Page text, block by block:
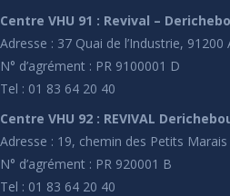
Centre VHU 91 : Revival –
Adresse : 37 Quai de l’Industrie,
N° d’agrément : PR 9100001 D
Tel : 01 83 64 20 40
Centre VHU 92 : REVIVAL
Adresse : 19, chemin des Petits Marais
N° d’agrément : PR 920001 B
Tel : 01 83 64 20 40